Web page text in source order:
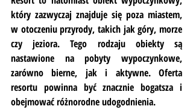
który zazwyczaj znajduje się poza miastem,
w otoczeniu przyrody, takich jak góry, morze
czy jeziora. Tego rodzaju obiekty są
nastawione na pobyty wypoczynkowe,
zarówno bierne, jak i aktywne. Oferta
resortu powinna być znacznie bogatsza i
obejmować różnorodne udogodnienia.